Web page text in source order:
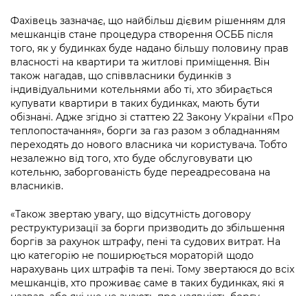
Фахівець зазначає, що найбільш дієвим рішенням для
мешканців стане процедура створення ОСББ після
того, як у будинках буде надано більшу половину прав
власності на квартири та житлові приміщення. Він
також нагадав, що співвласники будинків з
індивідуальними котельнями або ті, хто збирається
купувати квартири в таких будинках, мають бути
обізнані. Адже згідно зі статтею 22 Закону України «Про
теплопостачання», борги за газ разом з обладнанням
переходять до нового власника чи користувача. Тобто
незалежно від того, хто буде обслуговувати цю
котельню, заборгованість буде переадресована на
власників.
«Також звертаю увагу, що відсутність договору
реструктуризації за борги призводить до збільшення
боргів за рахунок штрафу, пені та судових витрат. На
цю категорію не поширюється мораторій щодо
нарахувань цих штрафів та пені. Тому звертаюся до всіх
мешканців, хто проживає саме в таких будинках, які я